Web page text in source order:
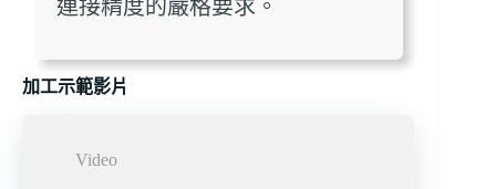
連接精度的嚴格要求。
加工示範影片
Video